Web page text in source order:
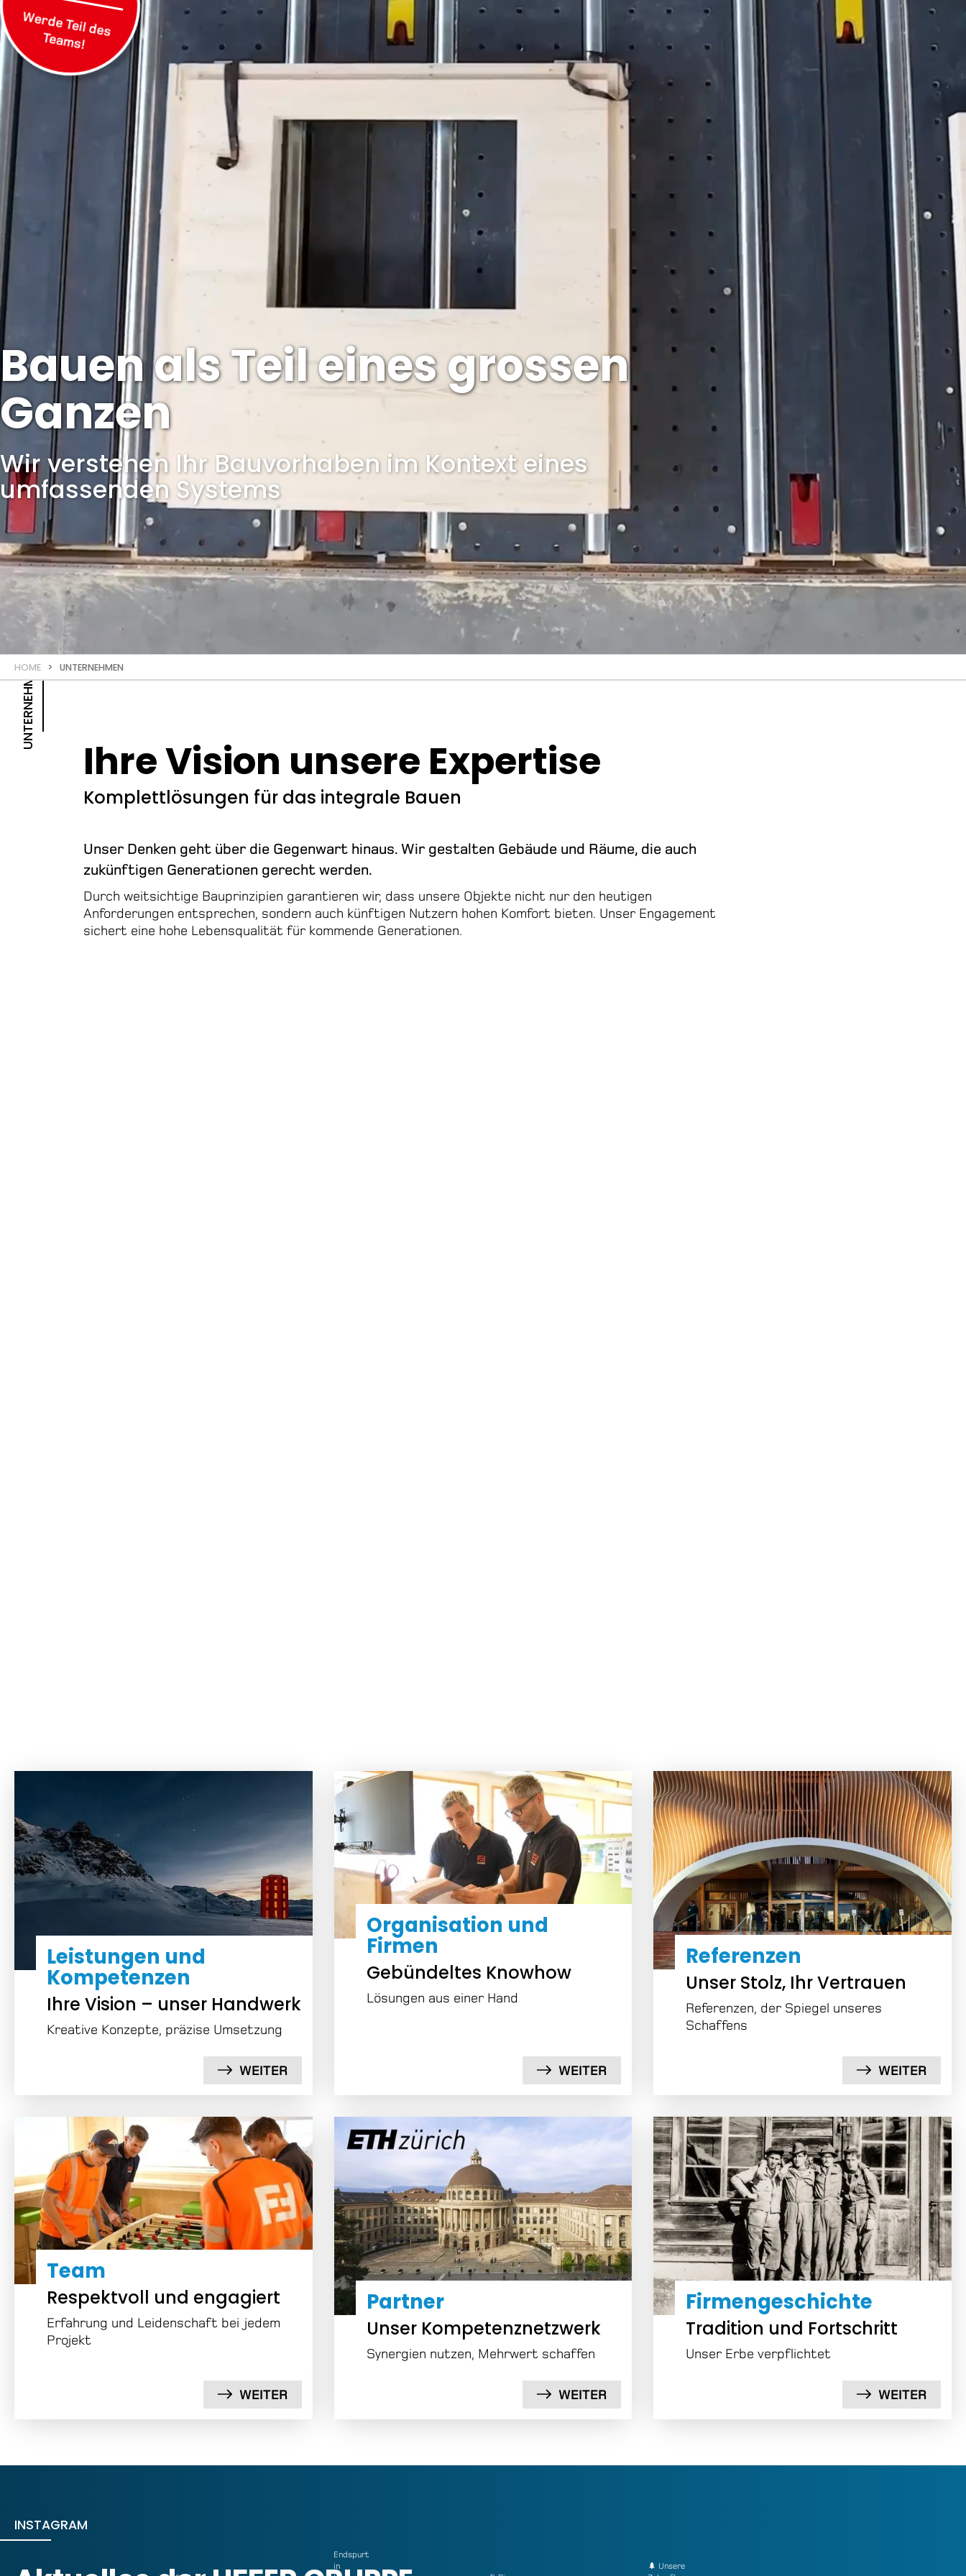
Werde Teil des
Teams!
Bauen als Teil eines grossen
Ganzen
Wir verstehen Ihr Bauvorhaben im Kontext eines
umfassenden Systems
HOME > UNTERNEHMEN
UNTERNEHMEN
Ihre Vision unsere Expertise
Komplettlösungen für das integrale Bauen
Unser Denken geht über die Gegenwart hinaus. Wir gestalten Gebäude und Räume, die auch
zukünftigen Generationen gerecht werden.
Durch weitsichtige Bauprinzipien garantieren wir, dass unsere Objekte nicht nur den heutigen
Anforderungen entsprechen, sondern auch künftigen Nutzern hohen Komfort bieten. Unser Engagement
sichert eine hohe Lebensqualität für kommende Generationen.
Leistungen und
Kompe­tenzen
Ihre Vision – unser Handwerk
Kreative Konzepte, präzise Umsetzung
WEITER
Organisation und
Firmen
Gebündeltes Knowhow
Lösungen aus einer Hand
WEITER
Referenzen
Unser Stolz, Ihr Vertrauen
Referenzen, der Spiegel unseres
Schaffens
WEITER
Team
Respektvoll und engagiert
Erfahrung und Leidenschaft bei jedem
Projekt
WEITER
Partner
Unser Kompe­tenz­net­zwerk
Synergien nutzen, Mehrwert schaffen
WEITER
Firmen­geschichte
Tradition und Fortschritt
Unser Erbe verpflichtet
WEITER
INSTAGRAM
Endspurt
in
🌲 Unsere